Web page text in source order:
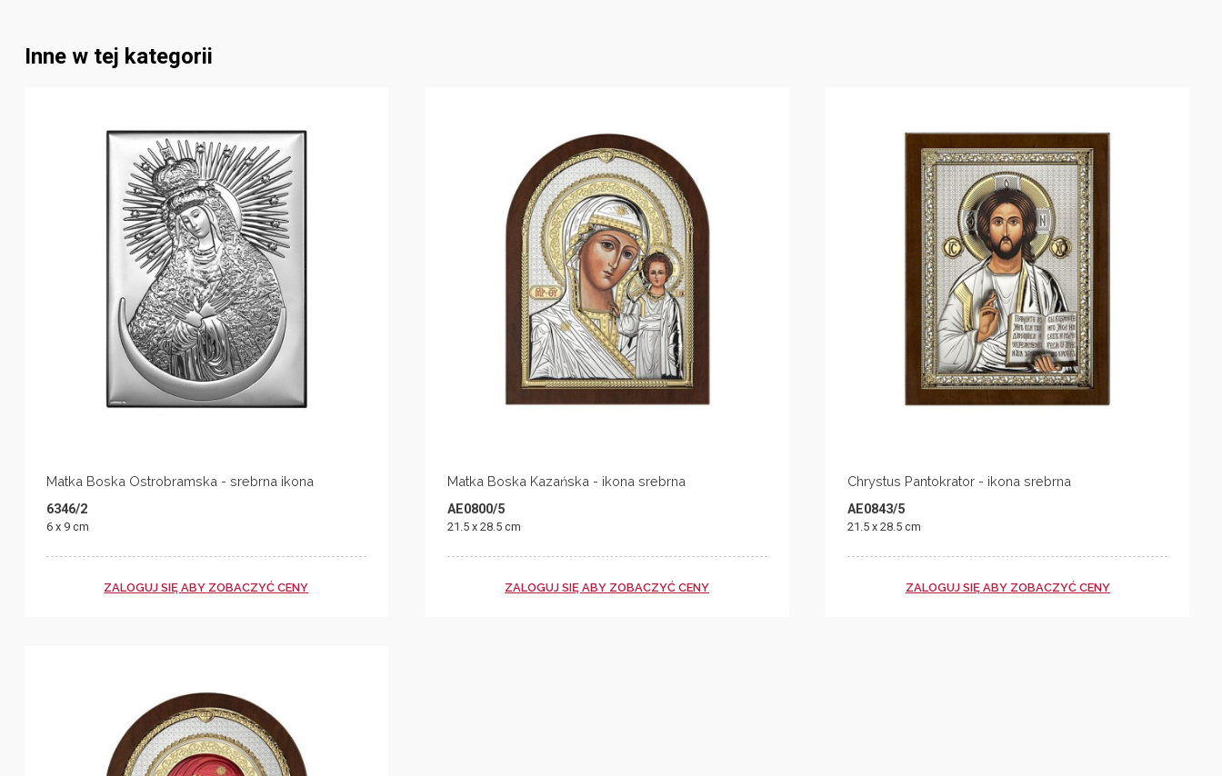
Inne w tej kategorii
Matka Boska Ostrobramska - srebrna ikona
6346/2
6 x 9 cm
ZALOGUJ SIĘ ABY ZOBACZYĆ CENY
Matka Boska Kazańska - ikona srebrna
AE0800/5
21.5 x 28.5 cm
ZALOGUJ SIĘ ABY ZOBACZYĆ CENY
Chrystus Pantokrator - ikona srebrna
AE0843/5
21.5 x 28.5 cm
ZALOGUJ SIĘ ABY ZOBACZYĆ CENY